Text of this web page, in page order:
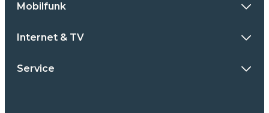
Mobilfunk
Internet & TV
Service